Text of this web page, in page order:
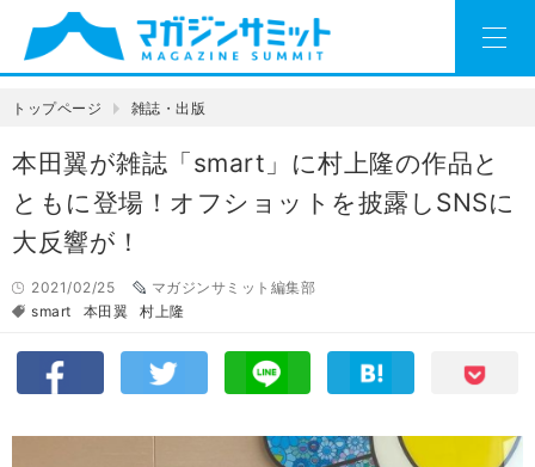
トップページ 雑誌・出版
本田翼が雑誌「smart」に村上隆の作品と
ともに登場！オフショットを披露しSNSに
大反響が！
2021/02/25
マガジンサミット編集部
smart
本田翼 村上隆